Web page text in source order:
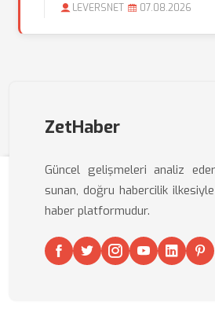
LEVERSNET 07.08.2026
ZetHaber
Güncel gelişmeleri analiz
sunan, doğru habercilik ilkesiyle
haber platformudur.